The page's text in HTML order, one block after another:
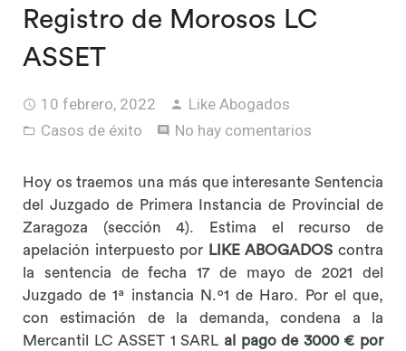
Registro de Morosos LC
ASSET
10 febrero, 2022
Like Abogados
Casos de éxito
No hay comentarios
Hoy os traemos una más que interesante Sentencia
del Juzgado de Primera Instancia de Provincial de
Zaragoza (sección 4). Estima el recurso de
apelación interpuesto por LIKE ABOGADOS contra
la sentencia de fecha 17 de mayo de 2021 del
Juzgado de 1ª instancia N.º1 de Haro. Por el que,
con estimación de la demanda, condena a la
Mercantil LC ASSET 1 SARL al pago de 3000 € por